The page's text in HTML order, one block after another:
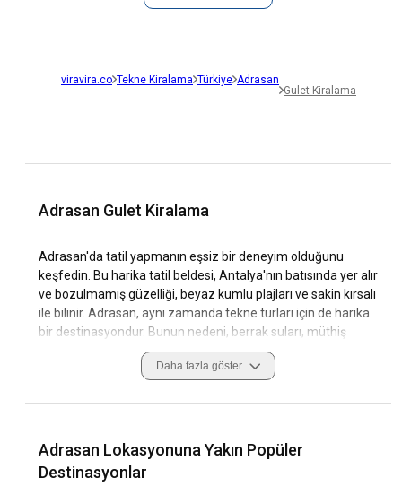
viravira.co Tekne Kiralama Türkiye Adrasan
Gulet Kiralama
Adrasan Gulet Kiralama
Adrasan'da tatil yapmanın eşsiz bir deneyim olduğunu
keşfedin. Bu harika tatil beldesi, Antalya'nın batısında yer alır
ve bozulmamış güzelliği, beyaz kumlu plajları ve sakin kırsalı
ile bilinir. Adrasan, aynı zamanda tekne turları için de harika
bir destinasyondur. Bunun nedeni, berrak suları, müthiş
manzaraları ve sunduğu çeşitli aktivitelerdir.
unutulmaz hale getirecek pek çok benzersiz özelliğe
kültürü, Adrasan'da bir gulet ile seyahat etmeyi özeldir. Bu
rehberde Adrasan'a genel bir bakış, Adrasan'da tekne gezisi
yapmayı özel kılan özellikler ve Adrasan'da bir tekne
Daha fazla göster
Adrasan Lokasyonuna Yakın Popüler
Destinasyonlar